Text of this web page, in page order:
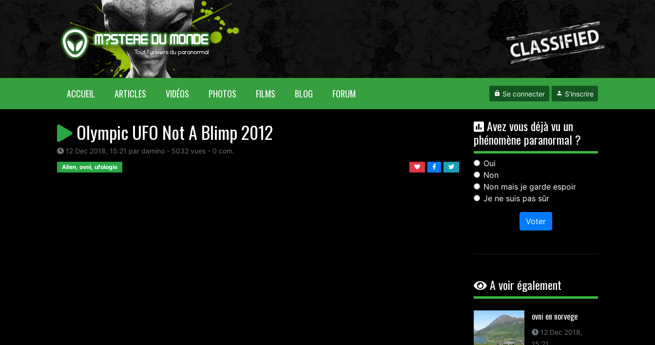
ACCUEIL (CURRENT)ARTICLES VIDÉOS PHOTOS FILMS BLOG FORUM Se connecter S'inscrire
Olympic UFO Not A Blimp 2012
12 Dec 2018, 15:21 par damino - 5032 vues - 0 com.
Alien, ovni, ufologie
Avez vous déjà vu un
phénomène paranormal ?
Oui
Non
Non mais je garde espoir
Je ne suis pas sûr
Voter
A voir également
ovni en norvege
12 Dec 2018,